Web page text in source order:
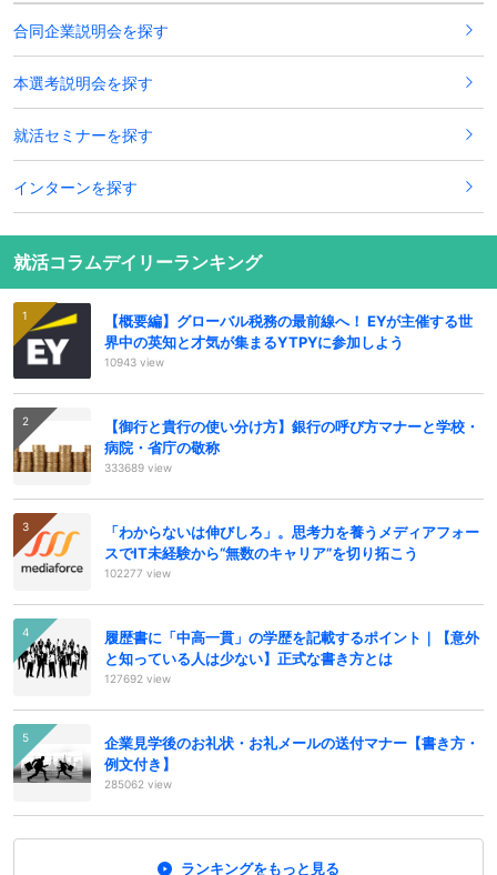
合同企業説明会を探す
本選考説明会を探す
就活セミナーを探す
インターンを探す
就活コラムデイリーランキング
【概要編】グローバル税務の最前線へ！ EYが主催する世
界中の英知と才気が集まるYTPYに参加しよう
10943 view
【御行と貴行の使い分け方】銀行の呼び方マナーと学校・
病院・省庁の敬称
333689 view
「わからないは伸びしろ」。思考力を養うメディアフォー
スでIT未経験から“無数のキャリア”を切り拓こう
102277 view
履歴書に「中高一貫」の学歴を記載するポイント｜【意外
と知っている人は少ない】正式な書き方とは
127692 view
企業見学後のお礼状・お礼メールの送付マナー【書き方・
例文付き】
285062 view
ランキングをもっと見る